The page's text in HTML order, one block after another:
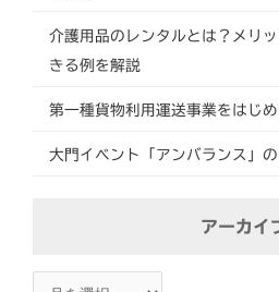
介護用品のレンタルとは？メリ
きる例を解説
第一種貨物利用運送事業をはじ
大門イベント「アンバランス」
アーカイ
カ